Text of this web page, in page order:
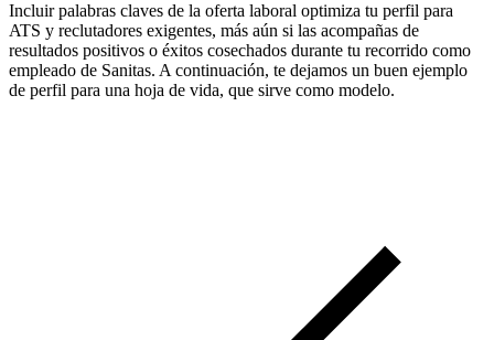
Incluir palabras claves de la oferta laboral optimiza tu perfil para
ATS y reclutadores exigentes, más aún si las acompañas de
resultados positivos o éxitos cosechados durante tu recorrido como
empleado de Sanitas. A continuación, te dejamos un buen ejemplo
de perfil para una hoja de vida, que sirve como modelo.